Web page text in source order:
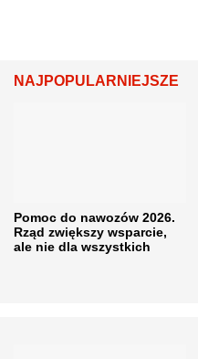
NAJPOPULARNIEJSZE
Pomoc do nawozów 2026.
Rząd zwiększy wsparcie,
ale nie dla wszystkich